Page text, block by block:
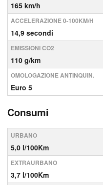
165 km/h
ACCELERAZIONE 0-100KM/H
14,9 secondi
EMISSIONI CO2
110 g/km
OMOLOGAZIONE ANTINQUIN.
Euro 5
Consumi
URBANO
5,0 l/100Km
EXTRAURBANO
3,7 l/100Km